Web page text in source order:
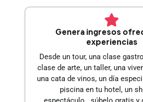
Genera ingresos
experiencias
Desde un tour, una clase
clase de arte, un taller, una
una cata de vinos, un día
piscina en tu hotel, un